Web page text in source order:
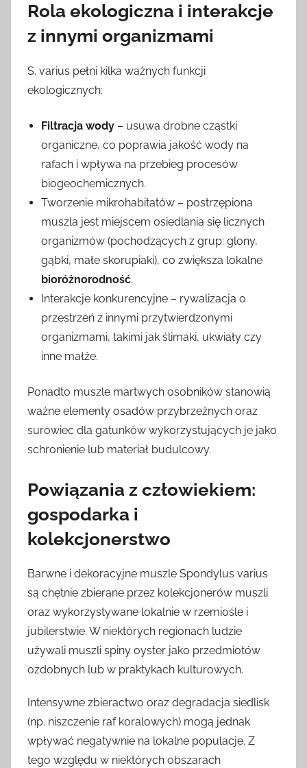
Rola ekologiczna i interakcje
z innymi organizmami
S. varius pełni kilka ważnych funkcji
ekologicznych:
Filtracja wody – usuwa drobne cząstki
organiczne, co poprawia jakość wody na
rafach i wpływa na przebieg procesów
biogeochemicznych.
Tworzenie mikrohabitatów – postrzępiona
muszla jest miejscem osiedlania się licznych
organizmów (pochodzących z grup: glony,
gąbki, małe skorupiaki), co zwiększa lokalne
bioróżnorodność.
Interakcje konkurencyjne – rywalizacja o
przestrzeń z innymi przytwierdzonymi
organizmami, takimi jak ślimaki, ukwiały czy
inne małże.
Ponadto muszle martwych osobników stanowią
ważne elementy osadów przybrzeżnych oraz
surowiec dla gatunków wykorzystujących je jako
schronienie lub materiał budulcowy.
Powiązania z człowiekiem:
gospodarka i
kolekcjonerstwo
Barwne i dekoracyjne muszle Spondylus varius
są chętnie zbierane przez kolekcjonerów muszli
oraz wykorzystywane lokalnie w rzemiośle i
jubilerstwie. W niektórych regionach ludzie
używali muszli spiny oyster jako przedmiotów
ozdobnych lub w praktykach kulturowych.
Intensywne zbieractwo oraz degradacja siedlisk
(np. niszczenie raf koralowych) mogą jednak
wpływać negatywnie na lokalne populacje. Z
tego względu w niektórych obszarach